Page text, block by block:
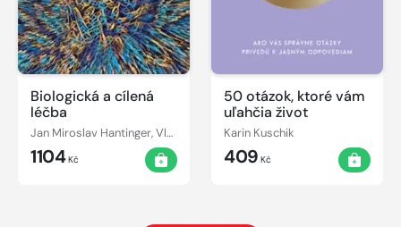
Biologická a cílená
léčba
Jan Miroslav Hantinger, Vladimír Tesař
1104Kč
50 otázok, ktoré vám
uľahčia život
Karin Kuschik
409 Kč